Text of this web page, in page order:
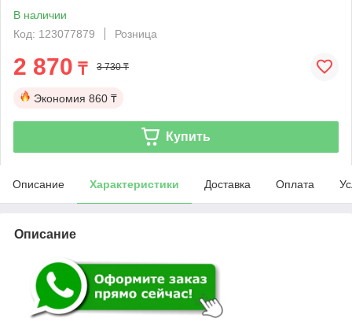
В наличии
Код: 123077879
Розница
2 870 ₸ 3 730 ₸
Экономия 860 ₸
Купить
Описание Характеристики Доставка Оплата
Описание